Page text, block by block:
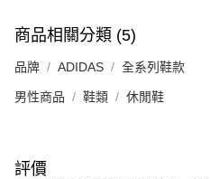
商品相關分類 (5)
品牌 ADIDAS 全系列鞋款
男性商品 鞋類 休閒鞋
評價